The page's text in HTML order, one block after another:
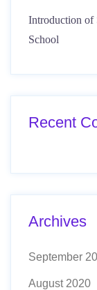
Introduction of
School
Recent
Archives
September
August 2020